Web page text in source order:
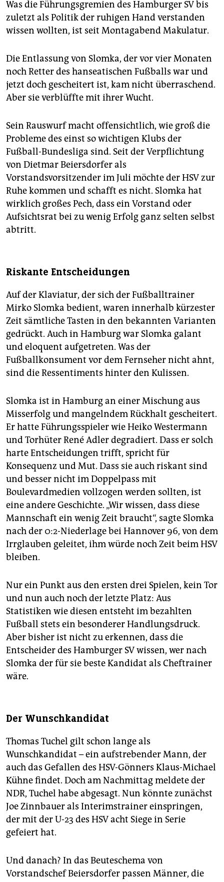
Was die Führungsgremien des Hamburger SV bis
zuletzt als Politik der ruhigen Hand verstanden
wissen wollten, ist seit Montagabend Makulatur.
Die Entlassung von Slomka, der vor vier Monaten
noch Retter des hanseatischen Fußballs war und
jetzt doch gescheitert ist, kam nicht überraschend.
Aber sie verblüffte mit ihrer Wucht.
Sein Rauswurf macht offensichtlich, wie groß die
Probleme des einst so wichtigen Klubs der
Fußball-Bundesliga sind. Seit der Verpflichtung
von Dietmar Beiersdorfer als
Vorstandsvorsitzender im Juli möchte der HSV zur
Ruhe kommen und schafft es nicht. Slomka hat
wirklich großes Pech, dass ein Vorstand oder
Aufsichtsrat bei zu wenig Erfolg ganz selten selbst
abtritt.
Riskante Entscheidungen
Auf der Klaviatur, der sich der Fußballtrainer
Mirko Slomka bedient, waren innerhalb kürzester
Zeit sämtliche Tasten in den bekannten Varianten
gedrückt. Auch in Hamburg war Slomka galant
und eloquent aufgetreten. Was der
Fußballkonsument vor dem Fernseher nicht ahnt,
sind die Ressentiments hinter den Kulissen.
Slomka ist in Hamburg an einer Mischung aus
Misserfolg und mangelndem Rückhalt gescheitert.
Er hatte Führungsspieler wie Heiko Westermann
und Torhüter René Adler degradiert. Dass er solch
harte Entscheidungen trifft, spricht für
Konsequenz und Mut. Dass sie auch riskant sind
und besser nicht im Doppelpass mit
Boulevardmedien vollzogen werden sollten, ist
eine andere Geschichte. „Wir wissen, dass diese
Mannschaft ein wenig Zeit braucht“, sagte Slomka
nach der 0:2-Niederlage bei Hannover 96, von dem
Irrglauben geleitet, ihm würde noch Zeit beim HSV
bleiben.
Nur ein Punkt aus den ersten drei Spielen, kein Tor
und nun auch noch der letzte Platz: Aus
Statistiken wie diesen entsteht im bezahlten
Fußball stets ein besonderer Handlungsdruck.
Aber bisher ist nicht zu erkennen, dass die
Entscheider des Hamburger SV wissen, wer nach
Slomka der für sie beste Kandidat als Cheftrainer
wäre.
Der Wunschkandidat
Thomas Tuchel gilt schon lange als
Wunschkandidat – ein aufstrebender Mann, der
auch das Gefallen des HSV-Gönners Klaus-Michael
Kühne findet. Doch am Nachmittag meldete der
NDR, Tuchel habe abgesagt. Nun könnte zunächst
Joe Zinnbauer als Interimstrainer einspringen,
der mit der U-23 des HSV acht Siege in Serie
gefeiert hat.
Und danach? In das Beuteschema von
Vorstandschef Beiersdorfer passen Männer, die